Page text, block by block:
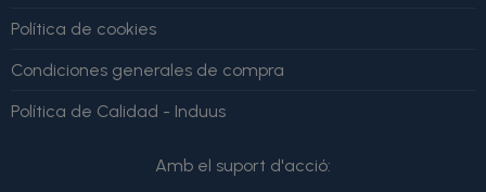
Política de cookies
Condiciones generales de compra
Política de Calidad - Induus
Amb el suport d'acció: